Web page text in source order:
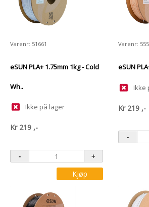
Varenr: 51661
eSUN PLA+ 1.75mm 1kg - Cold
Wh..
Ikke på lager
Kr 219 ,-
Kjøp
Varenr:
eSUN
Ikke
Kr 219 ,-